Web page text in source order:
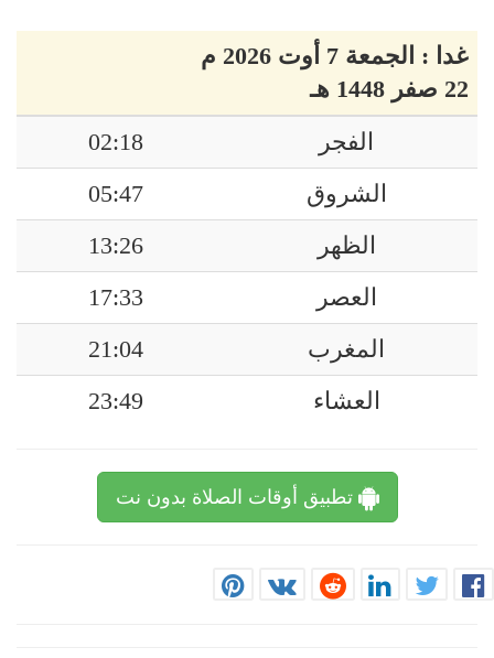
غدا : الجمعة 7 أوت 2026 م
22 صفر 1448 هـ
الفجر
02:18
الشروق
05:47
الظهر
13:26
العصر
17:33
المغرب
21:04
العشاء
23:49
تطبيق أوقات الصلاة بدون نت